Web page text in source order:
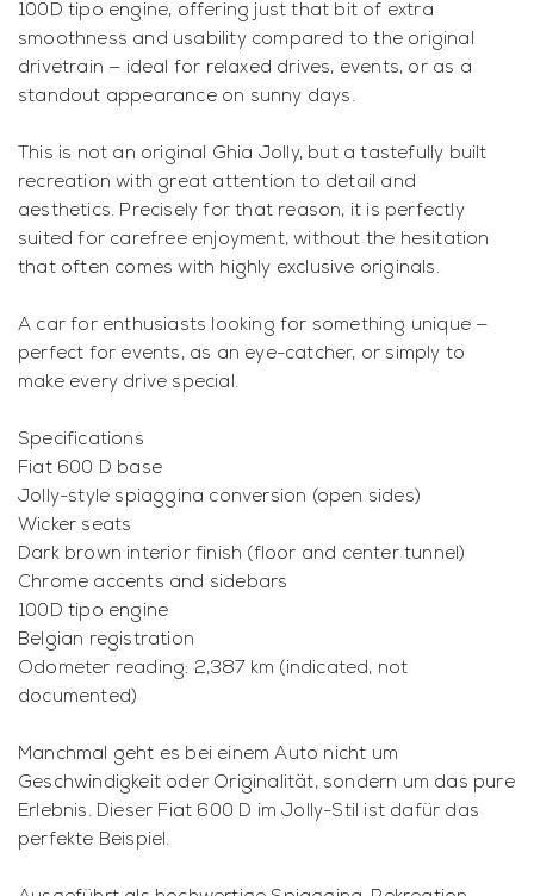
100D tipo engine, offering just that bit of extra
smoothness and usability compared to the original
drivetrain — ideal for relaxed drives, events, or as a
standout appearance on sunny days.
This is not an original Ghia Jolly, but a tastefully built
recreation with great attention to detail and
aesthetics. Precisely for that reason, it is perfectly
suited for carefree enjoyment, without the hesitation
that often comes with highly exclusive originals.
A car for enthusiasts looking for something unique —
perfect for events, as an eye-catcher, or simply to
make every drive special.
Specifications
Fiat 600 D base
Jolly-style spiaggina conversion (open sides)
Wicker seats
Dark brown interior finish (floor and center tunnel)
Chrome accents and sidebars
100D tipo engine
Belgian registration
Odometer reading: 2,387 km (indicated, not
documented)
Manchmal geht es bei einem Auto nicht um
Geschwindigkeit oder Originalität, sondern um das pure
Erlebnis. Dieser Fiat 600 D im Jolly-Stil ist dafür das
perfekte Beispiel.